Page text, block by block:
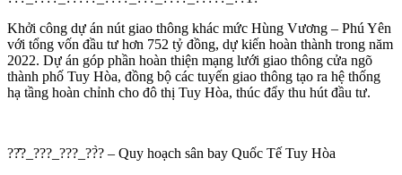
Khởi công dự án nút giao thông khác mức Hùng Vương – Phú Yên
với tổng vốn đầu tư hơn 752 tỷ đồng, dự kiến hoàn thành trong năm
2022. Dự án góp phần hoàn thiện mạng lưới giao thông cửa ngõ
thành phố Tuy Hòa, đồng bộ các tuyến giao thông tạo ra hệ thống
hạ tầng hoàn chỉnh cho đô thị Tuy Hòa, thúc đẩy thu hút đầu tư.
??̂?_???_???_??̀? – Quy hoạch sân bay Quốc Tế Tuy Hòa